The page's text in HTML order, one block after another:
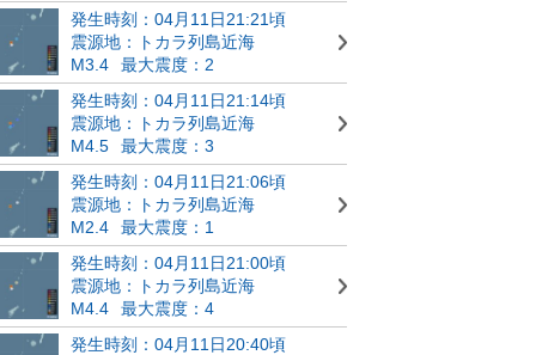
発生時刻：04月11日21:21頃
震源地：トカラ列島近海
M3.4
最大震度：2
発生時刻：04月11日21:14頃
震源地：トカラ列島近海
M4.5
最大震度：3
発生時刻：04月11日21:06頃
震源地：トカラ列島近海
M2.4
最大震度：1
発生時刻：04月11日21:00頃
震源地：トカラ列島近海
M4.4
最大震度：4
発生時刻：04月11日20:40頃